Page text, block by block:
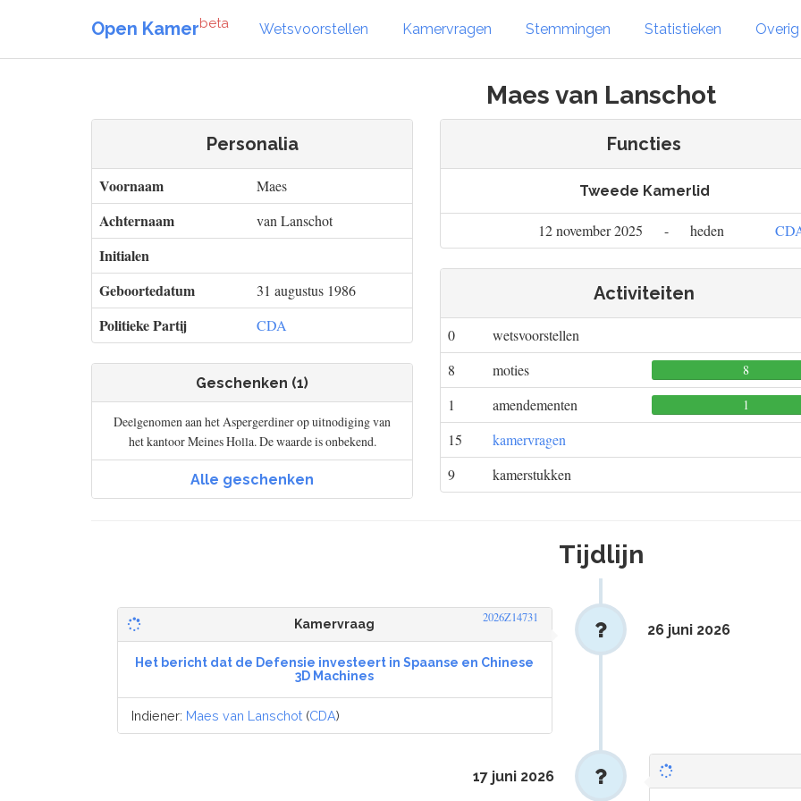
Open Kamerbeta Wetsvoorstellen Kamervragen Stemmingen Statistieken Overig
Maes van Lanschot
Personalia
Voornaam Maes
Achternaam van Lanschot
Initialen
Geboortedatum
31 augustus 1986
Politieke Partij CDA
Geschenken (1)
Deelgenomen aan het Aspergerdiner op uitnodiging van
het kantoor Meines Holla. De waarde is onbekend.
Alle geschenken
Functies
Tweede Kamerlid
12 november 2025 - heden
Activiteiten
0
wetsvoorstellen
8
moties 8
1 amendementen 1
15
kamervragen
9
kamerstukken
Tijdlijn
Kamervraag 2026Z14731
Het bericht dat de Defensie investeert in Spaanse en Chinese
3D Machines
Indiener: Maes van Lanschot(CDA)
26 juni 2026
17 juni 2026